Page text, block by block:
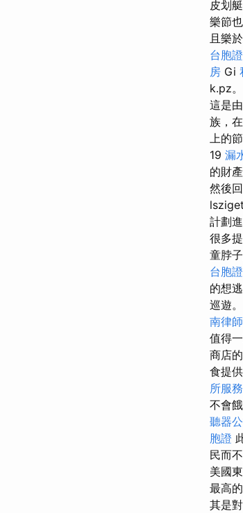
皮划
樂節
且樂
台胞
房 Gi
k.pz
這是
族，
上的
19 漏
的財
然後
計劃
很多
童脖
台胞
的想
巡遊。
南律師
值得
商店
食提
所服務
不會
聽器
胞證
民而
美國
最高
其是